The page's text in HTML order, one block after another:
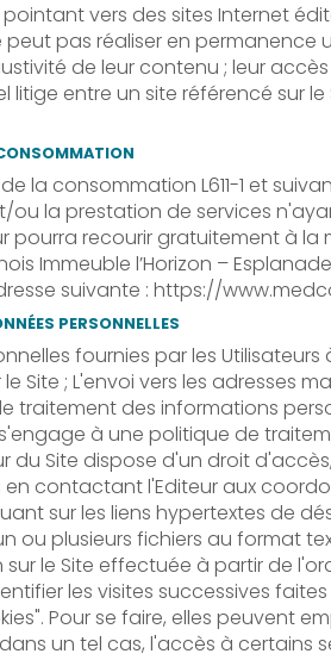
vers des sites Internet
peut pas réaliser en
de leur contenu ; leur
entre un site référencé sur
la consommation L611-1 et
la prestation de services
recourir gratuitement à la
Immeuble l’Horizon –
suivante : https://
PERSONNELLES
fournies par les
Site ; L'envoi vers les adresses
traitement des informations
à une politique de
du Site dispose d'un droit
contactant l'Editeur aux
sur les liens hypertextes de
ou plusieurs fichiers au format
le Site effectuée à partir de
les visites successives
Pour se faire, elles peuvent
un tel cas, l'accès à certains